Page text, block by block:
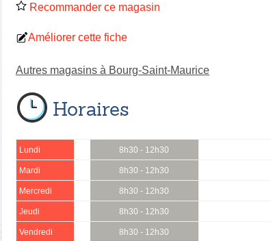
Recommander ce magasin
Améliorer cette fiche
Autres magasins à Bourg-Saint-Maurice
Horaires
Lundi 8h30 - 12h30
Mardi 8h30 - 12h30
Mercredi 8h30 - 12h30
Jeudi 8h30 - 12h30
Vendredi 8h30 - 12h30